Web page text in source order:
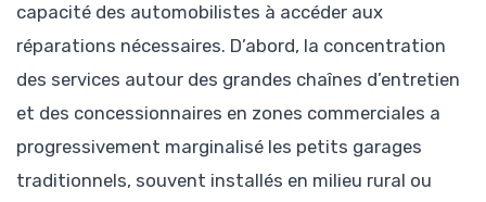
capacité des automobilistes à accéder aux
réparations nécessaires. D’abord, la concentration
des services autour des grandes chaînes d’entretien
et des concessionnaires en zones commerciales a
progressivement marginalisé les petits garages
traditionnels, souvent installés en milieu rural ou